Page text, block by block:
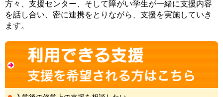
方々、支援センター、そして障がい学生が一緒に支援内容
を話し合い、密に連携をとりながら、支援を実施していき
ます。